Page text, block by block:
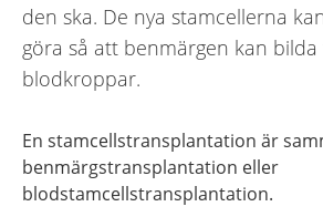
den ska. De nya stamcellerna
göra så att benmärgen kan bilda
blodkroppar.
En stamcellstransplantation är
benmärgstransplantation eller
blodstamcellstransplantation.